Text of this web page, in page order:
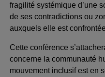
fragilité systémique d’une
de ses contradictions ou
auxquels elle est
Cette conférence
concerne la communauté
mouvement inclusif est en